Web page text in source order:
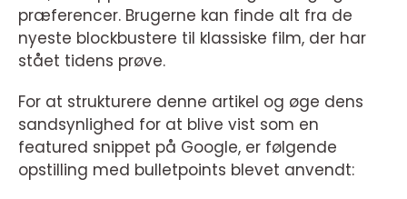
præferencer. Brugerne kan finde alt fra de
nyeste blockbustere til klassiske film, der har
stået tidens prøve.
For at strukturere denne artikel og øge dens
sandsynlighed for at blive vist som en
featured snippet på Google, er følgende
opstilling med bulletpoints blevet anvendt: